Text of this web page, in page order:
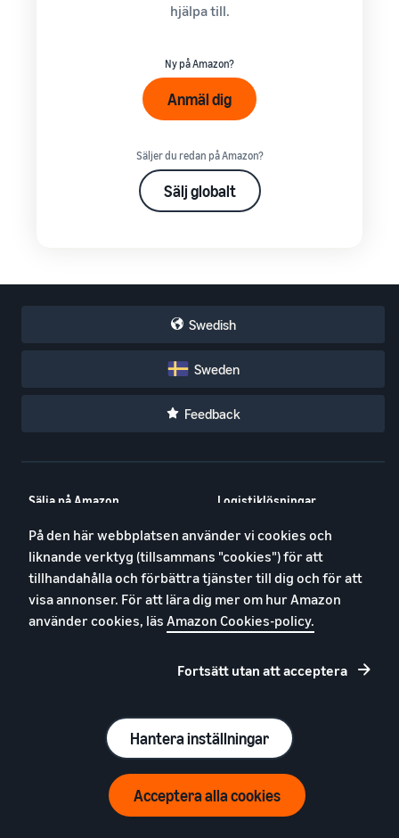
hjälpa till.
Ny på Amazon?
Anmäl dig
Säljer du redan på Amazon?
Sälj globalt
Swedish
Sweden
Feedback
Sälja på Amazon
Säljöversikt
Nybörjarguiden
Resurser för
varumärkesägare
Logistiklösningar
Fulfilment by Amazon
Europeiska lösningar för FBA
Lågpristaxor i FBA
Amazon global försäljning
Swedish E-Commerce
Sälj fabriksrenoverade
Resurseröversikt
Kunskapscentrum för moms
Webinarier
Europeisk säljpartnerrapport
2024
Seller University
På den här webbplatsen använder vi cookies och
liknande verktyg (tillsammans "cookies") för att
tillhandahålla och förbättra tjänster till dig och för att
visa annonser. För att lära dig mer om hur Amazon
använder cookies, läs Amazon Cookies-policy.
Fortsätt utan att acceptera
Hantera inställningar
Acceptera alla cookies